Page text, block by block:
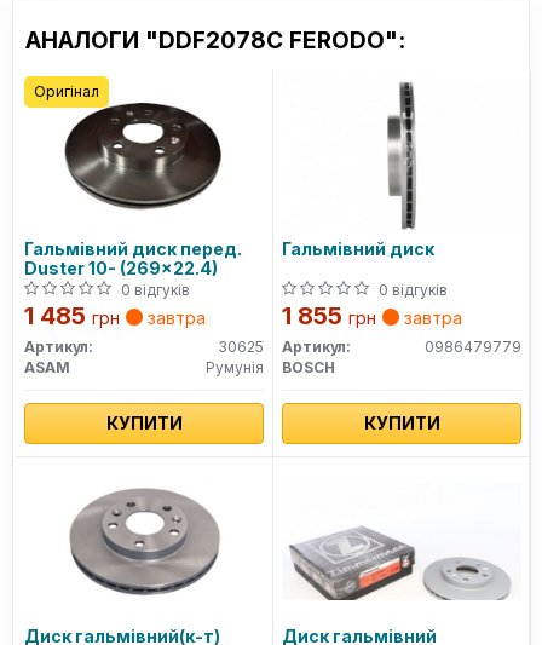
Target та SL – бюджетні та довговічні деталі, а Ferodo
Racing – для міської експлуатації.
Сайт: ferodo.com.ua
АНАЛОГИ "DDF2078C FERODO":
Гальмівний диск перед.
Duster 10- (269x22.4)
0 відгуків
1 485 грн завтра
Артикул:
30625
ASAM
Румунія
КУПИТИ
Оригінал
Гальмівний диск
0 відгуків
1 855 грн завтра
Артикул:
0986479779
BOSCH
КУПИТИ
Диск гальмівний(к-т) Диск гальмівний